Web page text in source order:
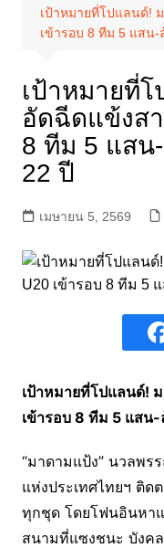
เป้าหมายที่โปแลนด์!
เข้ารอบ 8 ทีม 5 แสน
เป้าหมายที่
อัดฉีดแข้งส
8 ทีม 5 แสน
22 ปี
เมษายน 5, 2569
เป้าหมายที่โปแลนด์!
เข้ารอบ 8 ทีม 5 แสน
“มาดามแป้ง” นวลพ
แห่งประเทศไทยฯ ติด
ทุกชุด โดยโฟนอินหาแ
สนามที่แซงชนะ บังค